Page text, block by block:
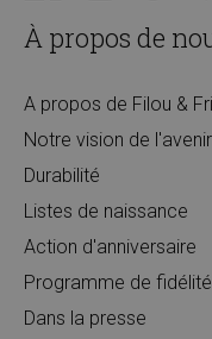
À propos de
A propos de Filou &
Notre vision de l'avenir
Durabilité
Listes de naissance
Action d'anniversaire
Programme de fidélité
Dans la presse